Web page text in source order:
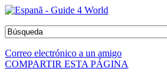
Correo electrónico a un amigo
COMPARTIR ESTA PÁGINA